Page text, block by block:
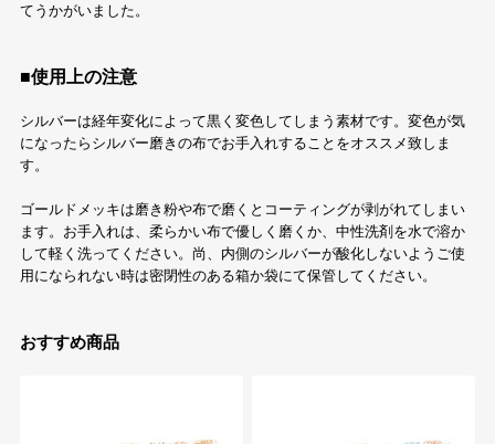
てうかがいました。
■使用上の注意
シルバーは経年変化によって黒く変色してしまう素材です。変色が気
になったらシルバー磨きの布でお手入れすることをオススメ致しま
す。
ゴールドメッキは磨き粉や布で磨くとコーティングが剥がれてしまい
ます。お手入れは、柔らかい布で優しく磨くか、中性洗剤を水で溶か
して軽く洗ってください。尚、内側のシルバーが酸化しないようご使
用になられない時は密閉性のある箱か袋にて保管してください。
おすすめ商品